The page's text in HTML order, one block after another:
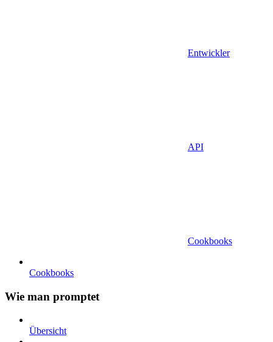
Entwickler
API
Cookbooks
Cookbooks
Wie man promptet
Übersicht